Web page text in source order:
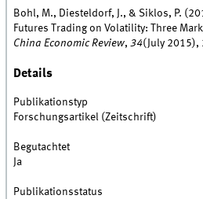
Bohl, M., Diesteldorf, J., & Siklos, P.
Futures Trading on Volatility: Three
China Economic Review,34(July 2015),
Details
Publikationstyp
Forschungsartikel (Zeitschrift)
Begutachtet
Ja
Publikationsstatus